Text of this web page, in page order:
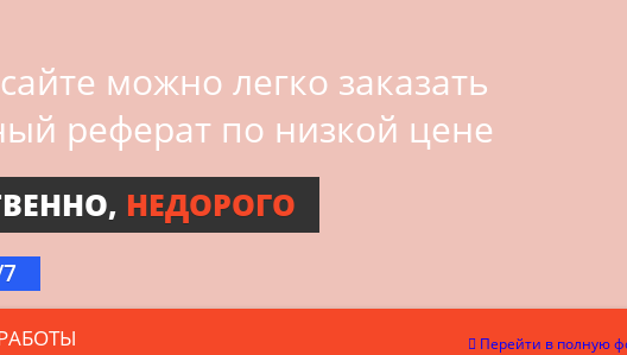
можно легко заказать
реферат по низкой цене
НЕДОРОГО
Перейти в полную